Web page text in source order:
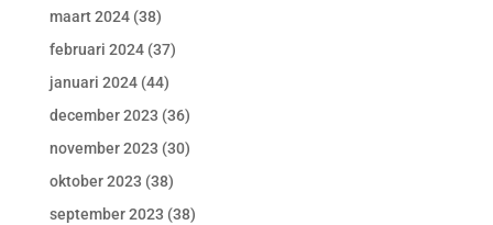
maart 2024(38)
februari 2024(37)
januari 2024(44)
december 2023 (36)
november 2023 (30)
oktober 2023 (38)
september 2023 (38)